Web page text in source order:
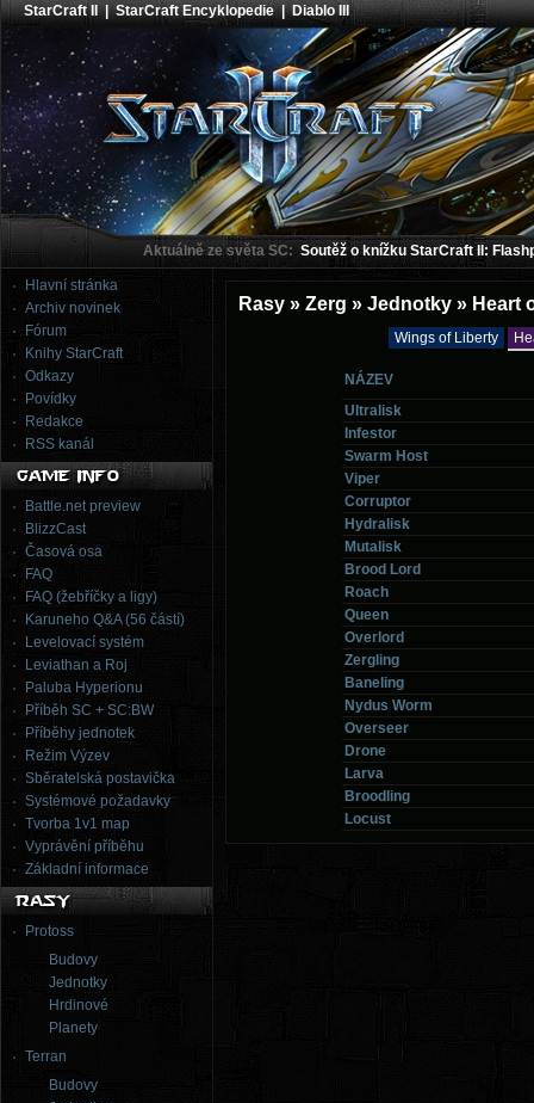
StarCraft II |StarCraft Encyklopedie|Diablo III
Aktuálně ze světa SC: Soutěž o knížku StarCraft II:
Hlavní stránka
Archiv novinek
Fórum
Knihy StarCraft
Odkazy
Povídky
Redakce
RSS kanál
Battle.net preview
BlizzCast
Časová osa
FAQ
FAQ (žebříčky a ligy)
Karuneho Q&A (56 částí)
Levelovací systém
Leviathan a Roj
Paluba Hyperionu
Příběh SC + SC:BW
Příběhy jednotek
Režim Výzev
Sběratelská postavička
Systémové požadavky
Tvorba 1v1 map
Vyprávění příběhu
Základní informace
Protoss
Budovy
Jednotky
Hrdinové
Planety
Terran
Budovy
Rasy » Zerg » Jednotky » Heart
Wings of Liberty
NÁZEV
Ultralisk
Infestor
Swarm Host
Viper
Corruptor
Hydralisk
Mutalisk
Brood Lord
Roach
Queen
Overlord
Zergling
Baneling
Nydus Worm
Overseer
Drone
Larva
Broodling
Locust